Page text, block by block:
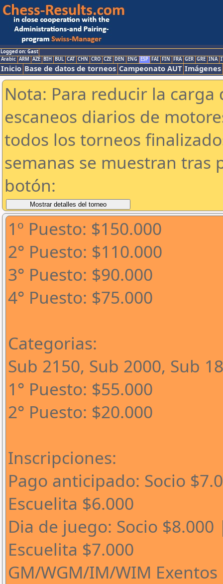
Logged on: Gast
Arabic ARM AZE BIH BUL CAT CHN CRO CZE DEN ENG ESP FAI FIN FRA GER GRE INA
Inicio Base de datos de torneos Campeonato AUT Imágenes
Nota: Para reducir la
escaneos diarios de
todos los torneos
semanas se muestran tras
botón:
1º Puesto: $150.000
2° Puesto: $110.000
3° Puesto: $90.000
4° Puesto: $75.000
Categorias:
Sub 2150, Sub 2000, Sub
1° Puesto: $55.000
2° Puesto: $20.000
Inscripciones:
Pago anticipado: Socio
Escuelita $6.000
Dia de juego: Socio
Escuelita $7.000
GM/WGM/IM/WIM Exentos